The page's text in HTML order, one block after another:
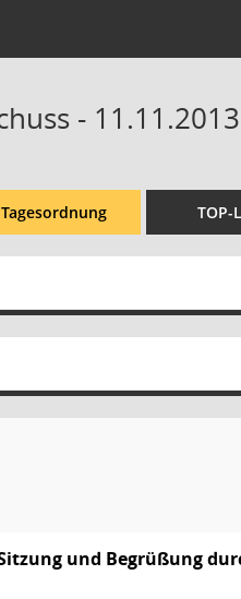
-
Tagesordnung TOP-
und Begrüßung